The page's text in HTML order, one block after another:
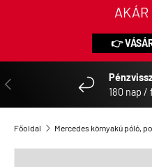
👉
ELŐZŐ
180 nap /
Főoldal Mercedes környakú póló,